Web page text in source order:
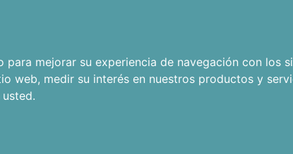
mejorar su experiencia de navegación con los
web, medir su interés en nuestros productos y
.